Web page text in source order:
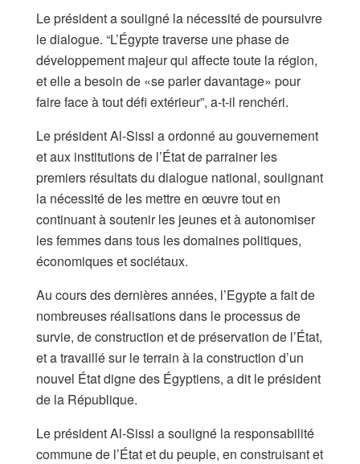
Le président a souligné la nécessité de poursuivre
le dialogue. “L’Égypte traverse une phase de
développement majeur qui affecte toute la région,
et elle a besoin de «se parler davantage» pour
faire face à tout défi extérieur”, a-t-il renchéri.
Le président Al-Sissi a ordonné au gouvernement
et aux institutions de l’État de parrainer les
premiers résultats du dialogue national, soulignant
la nécessité de les mettre en œuvre tout en
continuant à soutenir les jeunes et à autonomiser
les femmes dans tous les domaines politiques,
économiques et sociétaux.
Au cours des dernières années, l’Egypte a fait de
nombreuses réalisations dans le processus de
survie, de construction et de préservation de l’État,
et a travaillé sur le terrain à la construction d’un
nouvel État digne des Égyptiens, a dit le président
de la République.
Le président Al-Sissi a souligné la responsabilité
commune de l’État et du peuple, en construisant et